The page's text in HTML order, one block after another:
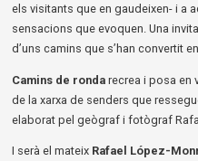
els visitants que en gaudeixen- i a
sensacions que evoquen. Una
d’uns camins que s’han convertit
Camins de rondarecrea i posa en
de la xarxa de senders que
elaborat pel geògraf i fotògraf
I serà el mateixRafael López-